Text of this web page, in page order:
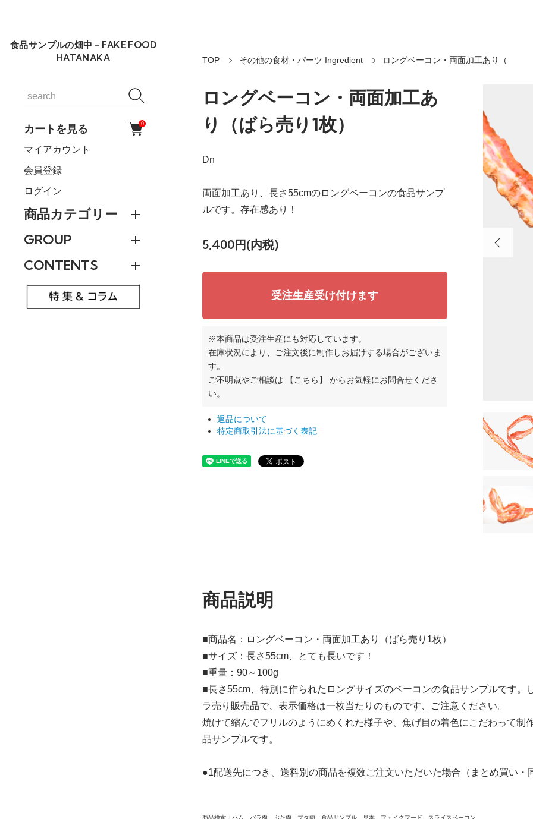
食品サンプルの畑中 - FAKE FOOD
HATANAKA
カートを見る 0
マイアカウント
会員登録
ログイン
商品カテゴリー
GROUP
CONTENTS
TOP その他の食材・パーツ Ingredient ロングベーコン・両面加工あり（
ロングベーコン・両面加工あ
り（ばら売り1枚）
Dn
両面加工あり、長さ55cmのロングベーコンの食品サンプ
ルです。存在感あり！
5,400円(内税)
受注生産受け付けます
※本商品は受注生産にも対応しています。
在庫状況により、ご注文後に制作しお届けする場合がございま
す。
ご不明点やご相談は
【こちら】
からお気軽にお問合せくださ
い。
返品について
特定商取引法に基づく表記
商品説明
■商品名：ロングベーコン・両面加工あり（ばら売り1枚）
■サイズ：長さ55cm、とても長いです！
■重量：90～100g
■長さ55cm、特別に作られたロングサイズのベーコンの食品サンプルです
ラ売り販売品で、表示価格は一枚当たりのものです、ご注意ください。
焼けて縮んでフリルのようにめくれた様子や、焦げ目の着色にこだわって制
品サンプルです。
●1配送先につき、送料別の商品を複数ご注文いただいた場合（まとめ買い